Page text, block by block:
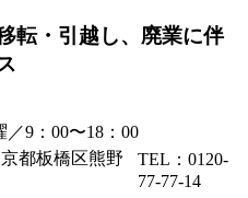
転・引越し、廃業に伴
／9：00〜18：00
都板橋区熊野
TEL：0120-
77-77-14